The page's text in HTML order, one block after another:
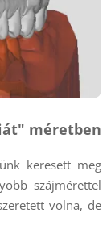
méretben
keresett meg
száj­mérettel
volna, de